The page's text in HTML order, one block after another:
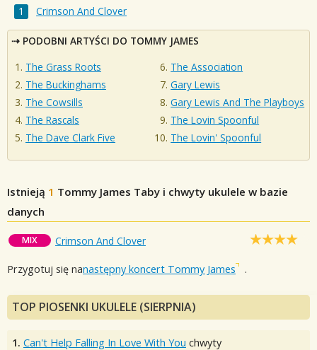
Crimson And Clover
PODOBNI ARTYŚCI DO TOMMY JAMES
The Grass Roots
The Buckinghams
The Cowsills
The Rascals
The Dave Clark Five
The Association
Gary Lewis
Gary Lewis And The Playboys
The Lovin Spoonful
The Lovin' Spoonful
Istnieją 1 Tommy James Taby i chwyty ukulele w bazie
danych
MIX Crimson And Clover
Przygotuj się nanastępny koncert Tommy James .
TOP PIOSENKI UKULELE (SIERPNIA)
1. Can't Help Falling In Love With You chwyty